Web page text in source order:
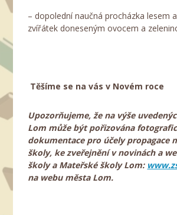
– dopolední naučná procházka lesem
zvířátek doneseným ovocem a
Těšíme se na vás v Novém roce
Upozorňujeme, že na výše
Lom může být pořizována
dokumentace pro účely propagace
školy, ke zveřejnění v novinách a
školy a Mateřské školy Lom:
na webu města Lom.